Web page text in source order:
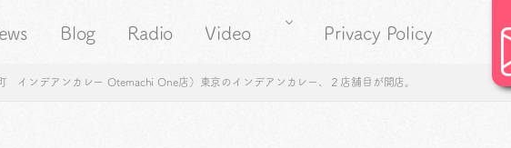
Blog Radio Video Privacy Policy
インデアンカレー Otemachi One店）東京のインデアンカレー、２店舗目が開店。